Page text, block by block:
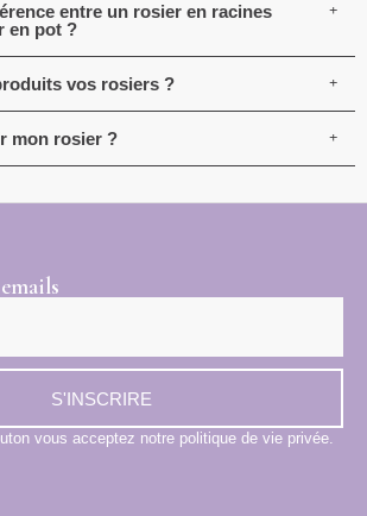
entre un rosier en racines
en pot ?
vos rosiers ?
mon rosier ?
S'INSCRIRE
vous acceptez notre politique de vie privée.